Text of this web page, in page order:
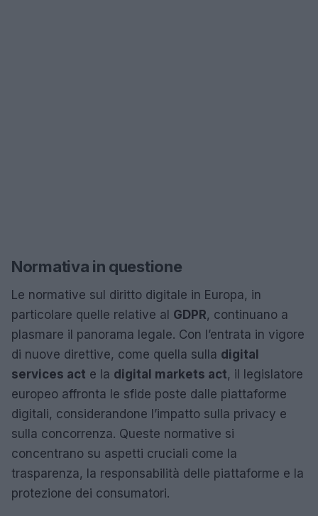
Normativa in questione
Le normative sul diritto digitale in Europa, in
particolare quelle relative al GDPR, continuano a
plasmare il panorama legale. Con l’entrata in vigore
di nuove direttive, come quella sulla digital
services act e la digital markets act, il legislatore
europeo affronta le sfide poste dalle piattaforme
digitali, considerandone l’impatto sulla privacy e
sulla concorrenza. Queste normative si
concentrano su aspetti cruciali come la
trasparenza, la responsabilità delle piattaforme e la
protezione dei consumatori.